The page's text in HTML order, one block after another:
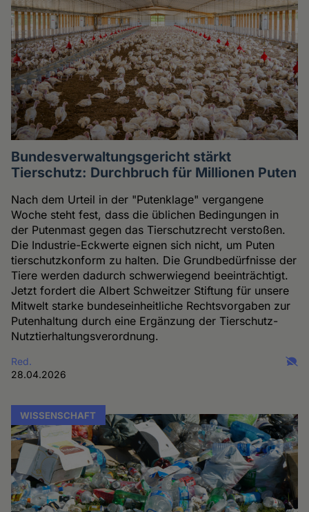
Bundesverwaltungsgericht stärkt
Tierschutz: Durchbruch für Millionen Puten
Nach dem Urteil in der "Putenklage" vergangene
Woche steht fest, dass die üblichen Bedingungen in
der Putenmast gegen das Tierschutzrecht verstoßen.
Die Industrie-Eckwerte eignen sich nicht, um Puten
tierschutzkonform zu halten. Die Grundbedürfnisse der
Tiere werden dadurch schwerwiegend beeinträchtigt.
Jetzt fordert die Albert Schweitzer Stiftung für unsere
Mitwelt starke bundeseinheitliche Rechtsvorgaben zur
Putenhaltung durch eine Ergänzung der Tierschutz-
Nutztierhaltungsverordnung.
Red.
28.04.2026
WISSENSCHAFT